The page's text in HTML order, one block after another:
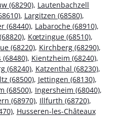
(68290), Lautenbachzell
, Largitzen (68580),
(68440), Labaroche (68910),
, Kœtzingue (68510),
(68220), Kirchberg (68290),
(68480), Kientzheim (68240),
(68240), Katzenthal (68230),
(68500), Jettingen (68130),
(68500), Ingersheim (68040),
(68970), Illfurth (68720),
, Husseren-les-Châteaux